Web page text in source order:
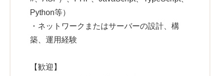
Python等）
・ネットワークまたはサーバーの設計、構
築、運用経験
【歓迎】